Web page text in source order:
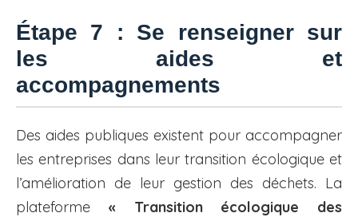
Étape 7 : Se renseigner sur
les aides et
accompagnements
Des aides publiques existent pour accompagner
les entreprises dans leur transition écologique et
l’amélioration de leur gestion des déchets. La
plateforme « Transition écologique des